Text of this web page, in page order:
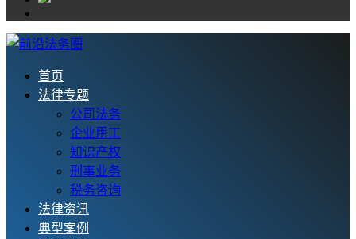
首页
法律专题
公司法务
企业用工
知识产权
刑事业务
税务咨询
法律资讯
典型案例